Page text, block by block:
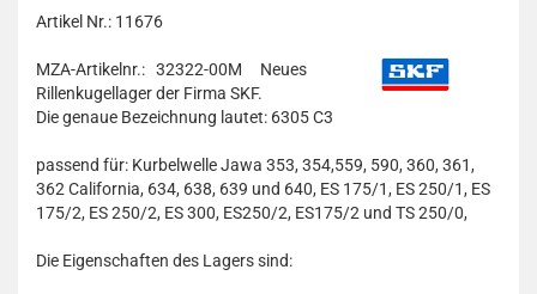
Artikel Nr.: 11676
MZA-Artikelnr.: 32322-00M
Neues
Rillenkugellager der Firma SKF.
Die genaue Bezeichnung lautet: 6305 C3
passend für: Kurbelwelle Jawa 353, 354,559, 590, 360, 361,
362 California, 634, 638, 639 und 640, ES 175/1, ES 250/1, ES
175/2, ES 250/2, ES 300, ES250/2, ES175/2 und TS 250/0,
Die Eigenschaften des Lagers sind: